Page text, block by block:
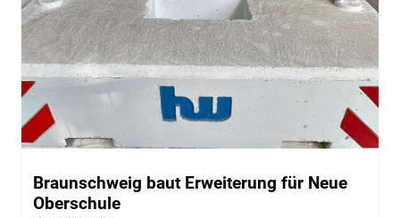
Braunschweig baut Erweiterung für Neue
Oberschule